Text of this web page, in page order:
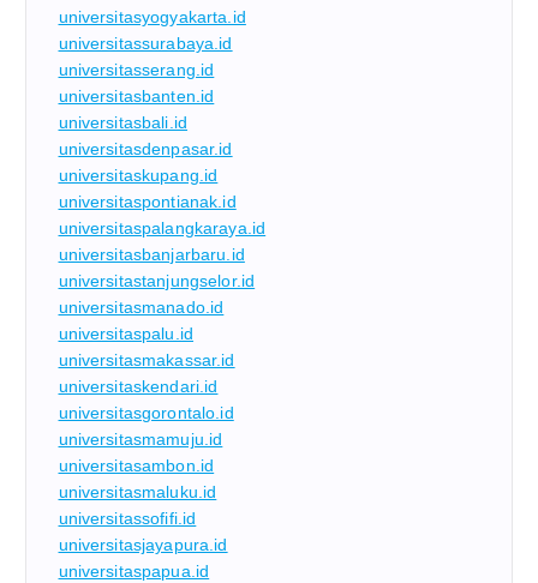
universitasyogyakarta.id
universitassurabaya.id
universitasserang.id
universitasbanten.id
universitasbali.id
universitasdenpasar.id
universitaskupang.id
universitaspontianak.id
universitaspalangkaraya.id
universitasbanjarbaru.id
universitastanjungselor.id
universitasmanado.id
universitaspalu.id
universitasmakassar.id
universitaskendari.id
universitasgorontalo.id
universitasmamuju.id
universitasambon.id
universitasmaluku.id
universitassofifi.id
universitasjayapura.id
universitaspapua.id